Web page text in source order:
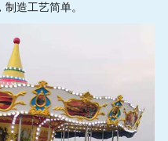
造工艺简单。